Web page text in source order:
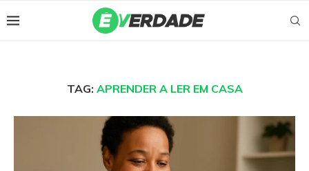
TAG: APRENDER A LER EM CASA